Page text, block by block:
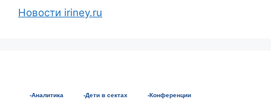
Новости iriney.ru
-Аналитика -Дети в сектах -Конференции